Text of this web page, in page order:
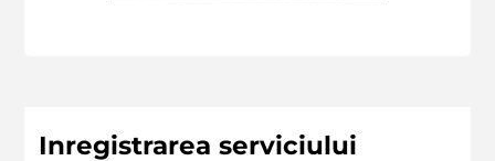
Inregistrarea serviciului